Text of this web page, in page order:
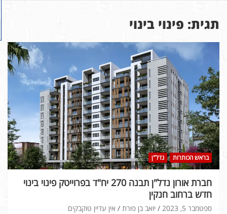
תגית: פינוי בינוי
בראש הכותרות נדל"ן
חברת אורון נדל"ן תבנה 270 יח"ד בפרוייטק פינוי בינוי
חדש ברחוב חנקין
ספטמבר 5, 2023 יואב בן פורת אין עדיין טוקבקים